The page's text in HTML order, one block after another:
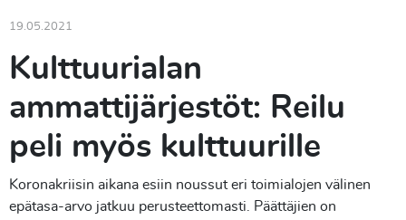
19.05.2021
Kulttuurialan
ammattijärjestöt: Reilu
peli myös kulttuurille
Koronakriisin aikana esiin noussut eri toimialojen välinen
epätasa-arvo jatkuu perusteettomasti. Päättäjien on